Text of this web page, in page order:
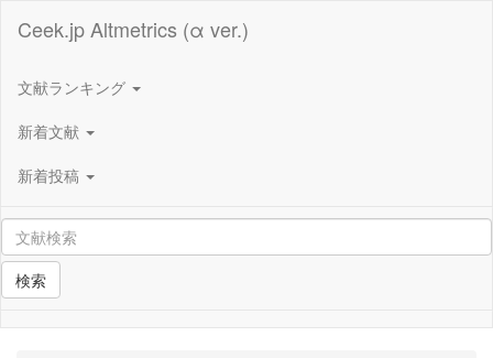
Ceek.jp Altmetrics (α ver.)
文献ランキング
新着文献
新着投稿
検索